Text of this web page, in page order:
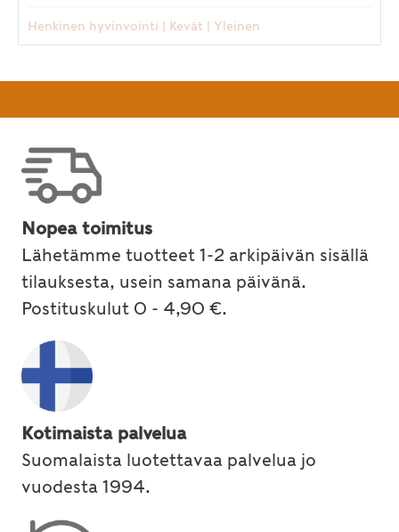
Henkinen hyvinvointi | Kevät | Yleinen
Nopea toimitus
Lähetämme tuotteet 1-2 arkipäivän sisällä
tilauksesta, usein samana päivänä.
Postituskulut 0 - 4,90 €.
Kotimaista palvelua
Suomalaista luotettavaa palvelua jo
vuodesta 1994.